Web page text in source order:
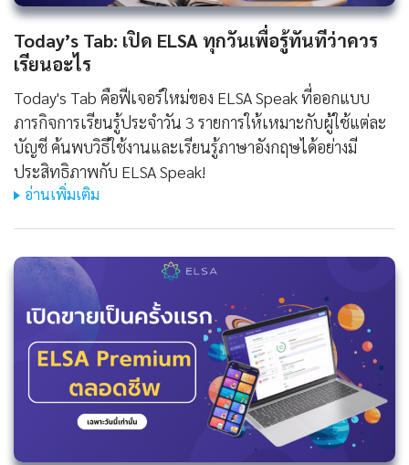
Today’s Tab: เปิด ELSA ทุกวันเพื่อรู้ทันทีว่าควร
เรียนอะไร
Today's Tab คือฟีเจอร์ใหม่ของ ELSA Speak ที่ออกแบบ
ภารกิจการเรียนรู้ประจำวัน 3 รายการให้เหมาะกับผู้ใช้แต่ละ
บัญชี ค้นพบวิธีใช้งานและเรียนรู้ภาษาอังกฤษได้อย่างมี
ประสิทธิภาพกับ ELSA Speak!
อ่านเพิ่มเติม